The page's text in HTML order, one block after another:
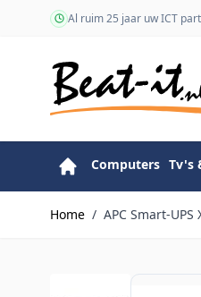
Ga naar de inhoudAl ruim 25 jaar uw ICT
Computers Tv's
Home / APC Smart-